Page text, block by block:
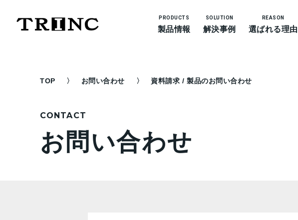
PRODUCTS
製品情報
SOLUTION
解決事例
REASON
選ばれる理由
TOP お問い合わせ 資料請求 / 製品のお問い合わせ
CONTACT
お問い合わせ